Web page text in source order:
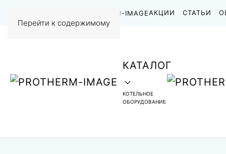
Перейти к содержимому
АКЦИИ СТАТЬИ
КАТАЛОГ
КОТЕЛЬНОЕ
ОБОРУДОВАНИЕ